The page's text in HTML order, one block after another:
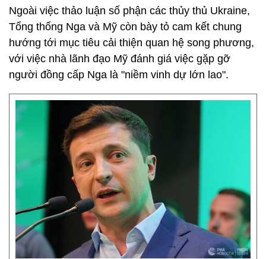
Ngoài việc thảo luận số phận các thủy thủ Ukraine,
Tổng thống Nga và Mỹ còn bày tỏ cam kết chung
hướng tới mục tiêu cải thiện quan hệ song phương,
với việc nhà lãnh đạo Mỹ đánh giá việc gặp gỡ
người đồng cấp Nga là "niềm vinh dự lớn lao".